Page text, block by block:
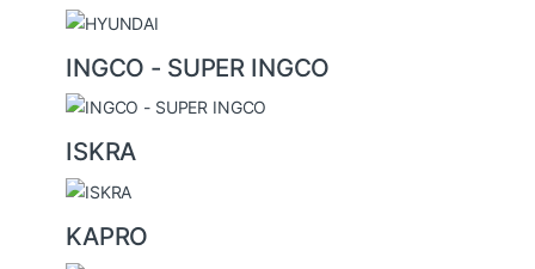
INGCO - SUPER INGCO
ISKRA
KAPRO